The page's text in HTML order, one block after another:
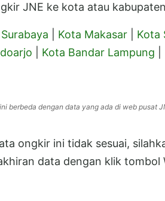
JNE ke kota atau
Kota Makasar Kota
Kota Bandar Lampung
berbeda dengan data yang ada di web pusat
ongkir ini tidak sesuai,
data dengan klik tombol